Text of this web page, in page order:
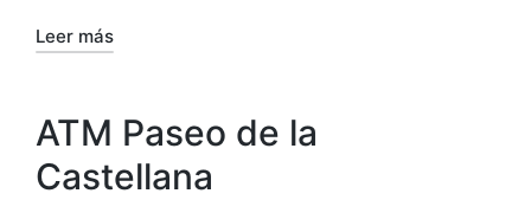
Leer más
ATM Paseo de la
Castellana